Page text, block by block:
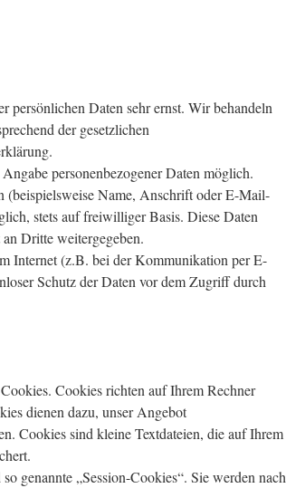
persönlichen Daten sehr ernst. Wir behandeln
der gesetzlichen
personenbezogener Daten möglich.
(beispielsweise Name, Anschrift oder E-Mail-
stets auf freiwilliger Basis. Diese Daten
Dritte weitergegeben.
Internet (z.B. bei der Kommunikation per E-
Schutz der Daten vor dem Zugriff durch
Cookies richten auf Ihrem Rechner
dienen dazu, unser Angebot
Cookies sind kleine Textdateien, die auf Ihrem
genannte „Session-Cookies“. Sie werden nach